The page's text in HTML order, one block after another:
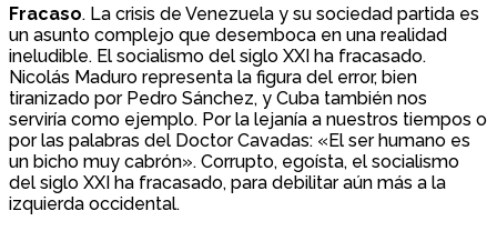
Fracaso. La crisis de Venezuela y su sociedad partida es
un asunto complejo que desemboca en una realidad
ineludible. El socialismo del siglo XXI ha fracasado.
Nicolás Maduro representa la figura del error, bien
tiranizado por Pedro Sánchez, y Cuba también nos
serviría como ejemplo. Por la lejanía a nuestros tiempos o
por las palabras del Doctor Cavadas: «El ser humano es
un bicho muy cabrón». Corrupto, egoísta, el socialismo
del siglo XXI ha fracasado, para debilitar aún más a la
izquierda occidental.